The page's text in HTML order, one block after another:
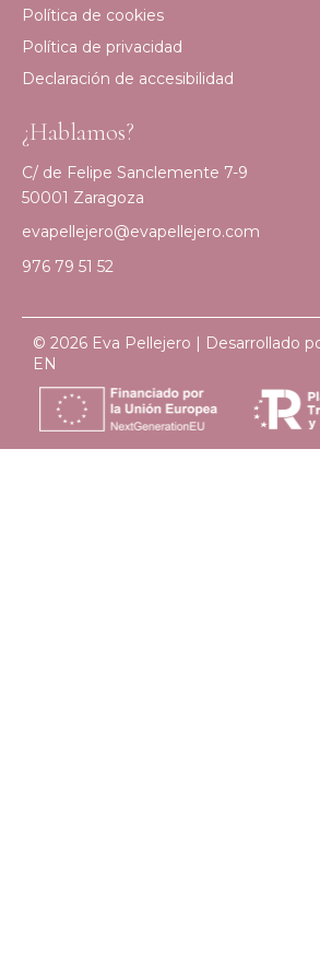
Política de cookies
Política de privacidad
Declaración de accesibilidad
¿Hablamos?
C/ de Felipe Sanclemente 7-9
50001 Zaragoza
evapellejero@evapellejero.com
976 79 51 52
© 2026 Eva Pellejero | Desarrollado
EN